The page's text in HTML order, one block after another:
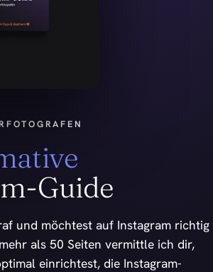
Guide
und möchtest auf Instagram richtig
als 50 Seiten vermittle ich dir,
einrichtest, die Instagram-